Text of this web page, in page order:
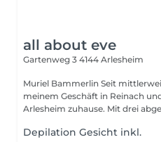
all about eve
Gartenweg 3 4144 Arlesheim
Muriel Bammerlin Seit
meinem Geschäft in Reinach
Arlesheim zuhause. Mit
Depilation Gesicht inkl.